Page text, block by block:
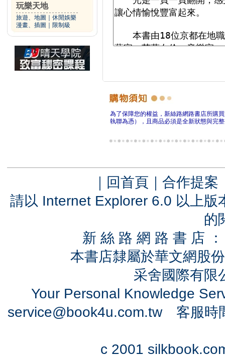
玩樂天地
旅遊、地圖
休閒娛樂
漫畫、插圖
限制級
為了保障您的權益，新絲路網路書店所購
執聯為憑），且商品必須是全新狀態與完
｜ 回首頁 ｜ 合作提案
請以 Internet Explorer 6.0 以上
的
新 絲 路 網 路 書 店
本書店隸屬於華文網股
采舍國際有
Your Personal Knowledge
service@book4u.com.tw客服時
c 2001